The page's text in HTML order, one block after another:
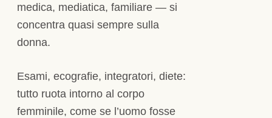
medica, mediatica, familiare — si
concentra quasi sempre sulla
donna.
Esami, ecografie, integratori, diete:
tutto ruota intorno al corpo
femminile, come se l’uomo fosse